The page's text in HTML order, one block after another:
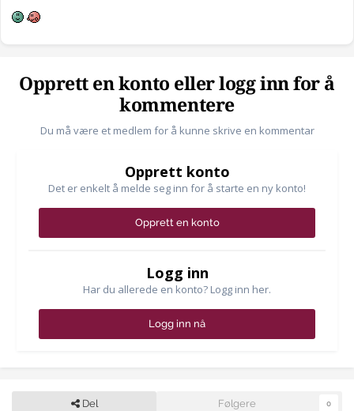
Opprett en konto eller logg inn for å
kommentere
Du må være et medlem for å kunne skrive en kommentar
Opprett konto
Det er enkelt å melde seg inn for å starte en ny konto!
Opprett en konto
Logg inn
Har du allerede en konto? Logg inn her.
Logg inn nå
Del Følgere 0